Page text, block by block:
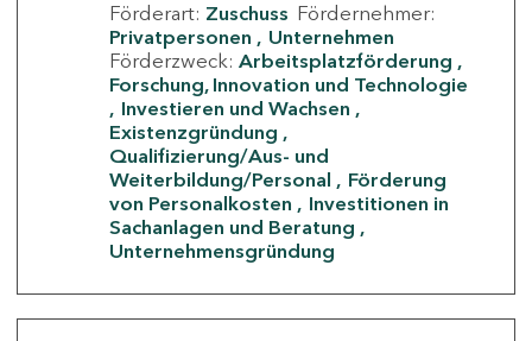
Förderart: Zuschuss Fördernehmer:
Privatpersonen
Unternehmen
Förderzweck: Arbeitsplatzförderung
Forschung, Innovation und Technologie
Investieren und Wachsen
Existenzgründung
Qualifizierung/Aus- und
Weiterbildung/Personal
Förderung
von Personalkosten
Investitionen in
Sachanlagen und Beratung
Unternehmensgründung